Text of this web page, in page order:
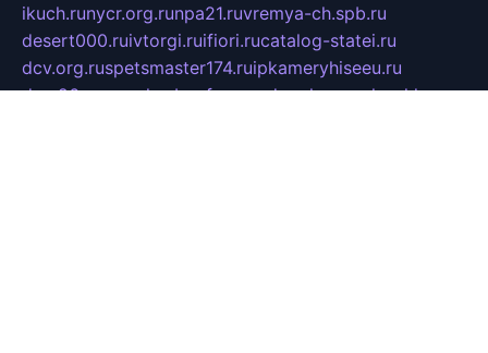
ikuch.runycr.org.runpa21.ruvremya-ch.spb.ru
desert000.ruivtorgi.ruifiori.rucatalog-statei.ru
dcv.org.ruspetsmaster174.ruipkameryhiseeu.ru
dum26.ruruspol.spb.rufr-opendp.rukam-solnyshko.ru